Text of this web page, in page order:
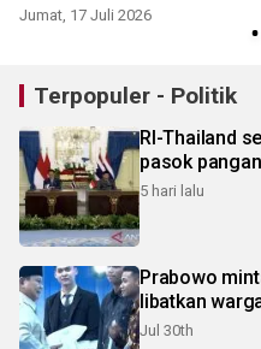
Jumat, 17 Juli 2026
Terpopuler - Politik
RI-Thailand
pasok pangan
5 hari lalu
Prabowo
libatkan
Jul 30th